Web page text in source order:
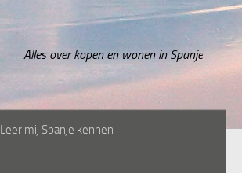
Alles over kopen en wonen in Spanje
Leer mij Spanje kennen